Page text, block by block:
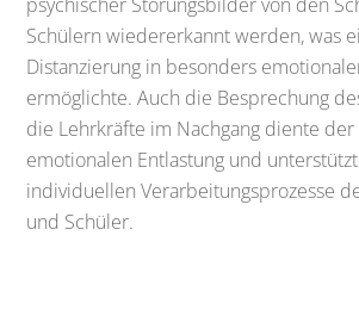
Schülern wiedererkannt werden, was
Distanzierung in besonders
ermöglichte. Auch die Besprechung
die Lehrkräfte im Nachgang diente
emotionalen Entlastung und
individuellen Verarbeitungsprozesse
und Schüler.